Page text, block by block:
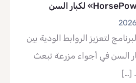
لتعزيز الروابط الودية بين
السن في أجواء مزرعة تبعث
[…]